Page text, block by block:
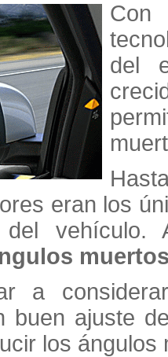
del
eran los
a
buen ajuste
los